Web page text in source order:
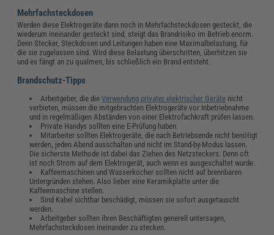
Mehrfachsteckdosen
Werden diese Elektrogeräte dann noch in Mehrfachsteckdosen gesteckt, die
wiederum ineinander gesteckt sind, steigt das Brandrisiko im Betrieb enorm.
Denn Stecker, Steckdosen und Leitungen haben eine Maximalbelastung, für
die sie zugelassen sind. Wird diese Belastung überschritten, überhitzen sie
und es fängt an zu qualmen, bis schließlich ein Brand entsteht.
Brandschutz-Tipps
Arbeitgeber, die die Verwendung privater elektrischer Geräte nicht
verbieten, müssen die mitgebrachten Elektrogeräte vor Inbetriebnahme
und in regelmäßigen Abständen von einer Elektrofachkraft prüfen lassen.
Private Handys sollten eine E-Prüfung haben.
Mitarbeiter sollten Elektrogeräte, die nach Betriebsende nicht benötigt
werden, jeden Abend ausschalten und nicht im Stand-by-Modus lassen.
Die sicherste Methode ist dabei das Ziehen des Netzsteckers. Denn oft
ist noch Strom auf dem Elektrogerät, auch wenn es ausgeschaltet wurde.
Kaffeemaschinen und Wasserkocher sollten nicht auf brennbaren
Untergründen stehen. Also lieber eine Keramikplatte unter die
Kaffeemaschine stellen.
Sind Kabel sichtbar beschädigt, müssen sie sofort ausgetauscht
werden.
Arbeitgeber sollten ihren Beschäftigten generell untersagen,
Mehrfachsteckdosen ineinander zu stecken.